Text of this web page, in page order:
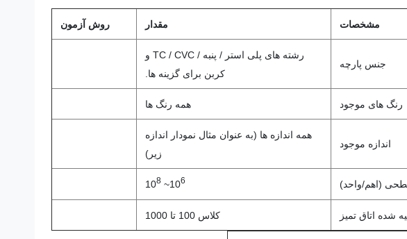
مشخصات مقدار روش آزمون
جنس پارچه
رشته های پلی استر / پنبه / TC / CVC و
کربن برای گزینه ها.
رنگ های موجود همه رنگ ها
اندازه موجود
همه اندازه ها (به عنوان مثال نمودار اندازه
زیر)
(اهم/واحد) 106
~ 10
8
شده اتاق تمیز کلاس 100 تا 1000